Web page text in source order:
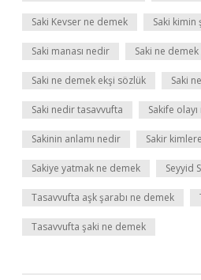
Saki Kevser ne demek Saki kimin
Saki manası nedir Saki ne
Saki ne demek ekşi sözlük Saki
Saki nedir tasavvufta Sakife
Sakinin anlamı nedir Sakir
Sakiye yatmak ne demek Seyyid
Tasavvufta aşk şarabı ne demek
Tasavvufta şaki ne demek